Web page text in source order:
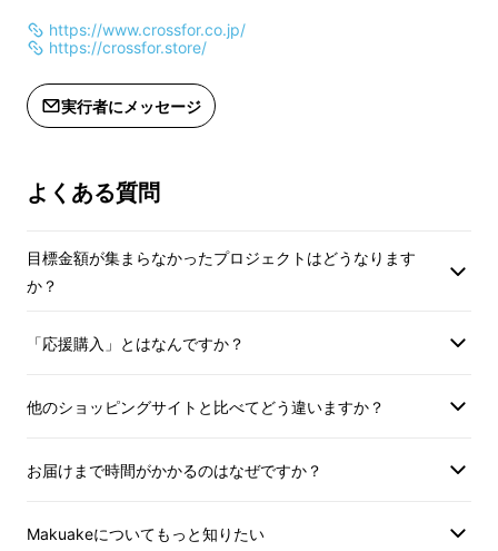
ちろん、目にした瞬間からわくわくできるよう
な独創的なジュエリーを展開しています。
【開発の背景・想い】
ヒコ・みづのジュエリーカレッジに在学時、ク
https://www.crossfor.co.jp/
https://crossfor.store/
実行者にメッセージ
よくある質問
目標金額が集まらなかったプロジェクトはどうなります
か？
「応援購入」とはなんですか？
他のショッピングサイトと比べてどう違いますか？
お届けまで時間がかかるのはなぜですか？
Makuakeについてもっと知りたい